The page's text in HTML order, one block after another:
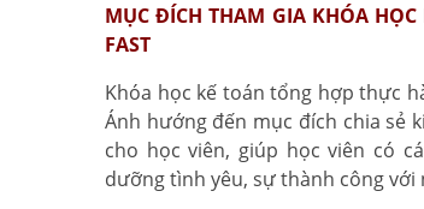
MỤC ĐÍCH THAM GIA KHÓA
FAST
Khóa học kế toán tổng hợp thực
Ánh hướng đến mục đích chia sẻ
cho học viên, giúp học viên có
dưỡng tình yêu, sự thành công với